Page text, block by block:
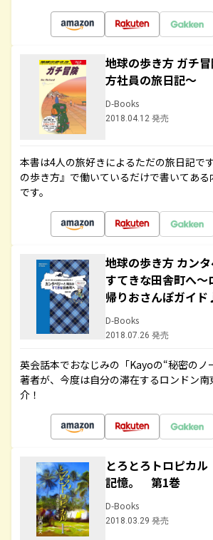
地球の歩き方 ガチ
方社員の旅日記～
D-Books
2018.04.12 発売
本書は4人の旅好きによるただの旅日記で
の歩き方』で働いているだけで書いてあ
です。
地球の歩き方 カン
すてきな田舎町へ～
帰りおさんぽガイ
D-Books
2018.07.26 発売
英会話本でおなじみの「Kayoの“秘密のノ
著者が、今度は自分の滞在するロンドン
介！
とろとろトロピカ
記憶。 第1巻
D-Books
2018.03.29 発売